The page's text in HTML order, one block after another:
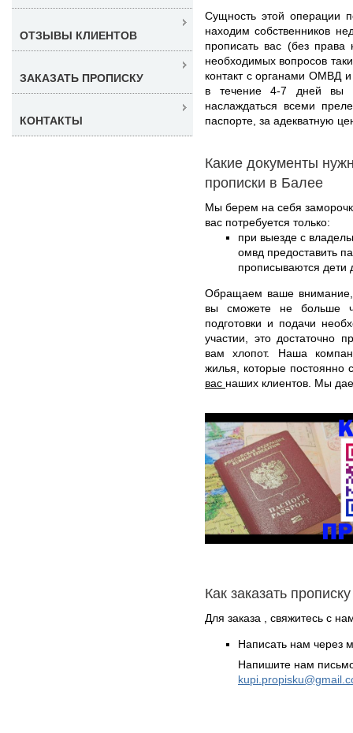
Сущность этой операции
находим собственников
прописать вас (без
необходимых вопросов
контакт с органами ОМВД
в течение 4-7 дней вы
наслаждаться всеми
паспорте, за адекватную
Какие документы
прописки в Балее
Мы берем на себя
вас потребуется только:
при выезде с
омвд предоставить
прописываются дети
Обращаем ваше
вы сможете не больше
подготовки и подачи
участии, это достаточно
вам хлопот. Наша
жилья, которые постоянно
вас наших клиентов. Мы
Как заказать
Для заказа , свяжитесь с
Написать нам через
Напишите нам
ОТЗЫВЫ КЛИЕНТОВ
ЗАКАЗАТЬ ПРОПИСКУ
КОНТАКТЫ